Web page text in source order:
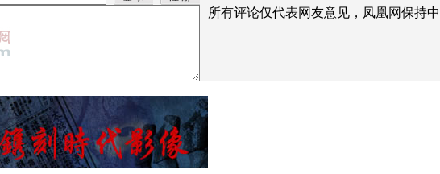
所有评论仅代表网友意见，凤凰网保持中